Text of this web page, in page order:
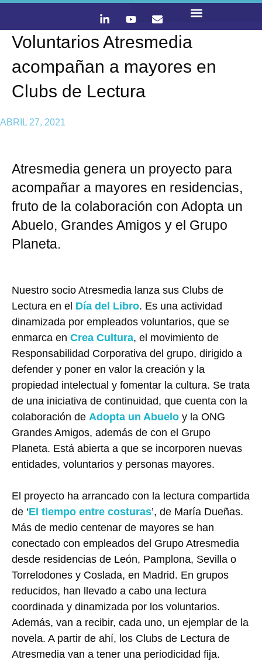
Voluntarios Atresmedia
acompañan a mayores en
Clubs de Lectura
ABRIL 27, 2021
Atresmedia genera un proyecto para
acompañar a mayores en residencias,
fruto de la colaboración con Adopta un
Abuelo, Grandes Amigos y el Grupo
Planeta.
Nuestro socio Atresmedia lanza sus Clubs de
Lectura en el Día del Libro. Es una actividad
dinamizada por empleados voluntarios, que se
enmarca en Crea Cultura, el movimiento de
Responsabilidad Corporativa del grupo, dirigido a
defender y poner en valor la creación y la
propiedad intelectual y fomentar la cultura. Se trata
de una iniciativa de continuidad, que cuenta con la
colaboración de Adopta un Abuelo y la ONG
Grandes Amigos, además de con el Grupo
Planeta. Está abierta a que se incorporen nuevas
entidades, voluntarios y personas mayores.
El proyecto ha arrancado con la lectura compartida
de ‘El tiempo entre costuras’, de María Dueñas.
Más de medio centenar de mayores se han
conectado con empleados del Grupo Atresmedia
desde residencias de León, Pamplona, Sevilla o
Torrelodones y Coslada, en Madrid. En grupos
reducidos, han llevado a cabo una lectura
coordinada y dinamizada por los voluntarios.
Además, van a recibir, cada uno, un ejemplar de la
novela. A partir de ahí, los Clubs de Lectura de
Atresmedia van a tener una periodicidad fija.